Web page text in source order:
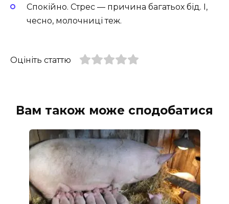
Спокійно. Стрес — причина багатьох бід. І,
чесно, молочниці теж.
Оцініть статтю
Вам також може сподобатися